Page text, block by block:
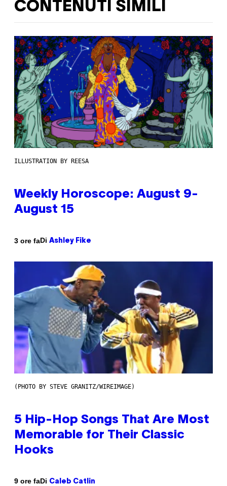
CONTENUTI SIMILI
ILLUSTRATION BY REESA
Weekly Horoscope: August 9-
August 15
3 ore faDi Ashley Fike
(PHOTO BY STEVE GRANITZ/WIREIMAGE)
5 Hip-Hop Songs That Are Most
Memorable for Their Classic
Hooks
9 ore faDi Caleb Catlin